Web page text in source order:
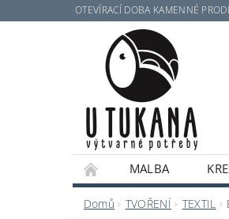
OTEVÍRACÍ DOBA KAMENNÉ
MALBA
Domů TVOŘENÍ TEXTIL